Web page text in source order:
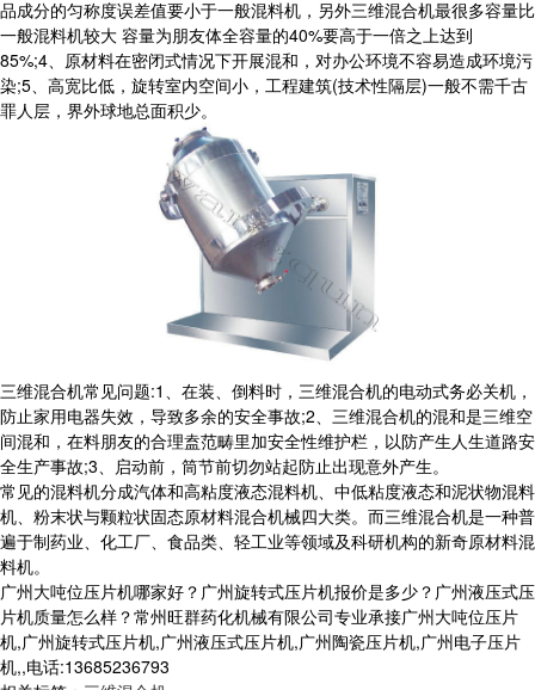
品成分的匀称度误差值要小于一般混料机，另外三维混合机最很多容量比
一般混料机较大 容量为朋友体全容量的40%要高于一倍之上达到
85%;4、原材料在密闭式情况下开展混和，对办公环境不容易造成环境污
染;5、高宽比低，旋转室内空间小，工程建筑(技术性隔层)一般不需千古
罪人层，界外球地总面积少。
三维混合机常见问题:1、在装、倒料时，三维混合机的电动式务必关机，
防止家用电器失效，导致多余的安全事故;2、三维混合机的混和是三维空
间混和，在料朋友的合理盍范畴里加安全性维护栏，以防产生人生道路安
全生产事故;3、启动前，筒节前切勿站起防止出现意外产生。
常见的混料机分成汽体和高粘度液态混料机、中低粘度液态和泥状物混料
机、粉末状与颗粒状固态原材料混合机械四大类。而三维混合机是一种普
遍于制药业、化工厂、食品类、轻工业等领域及科研机构的新奇原材料混
料机。
广州大吨位压片机哪家好？广州旋转式压片机报价是多少？广州液压式压
片机质量怎么样？常州旺群药化机械有限公司专业承接广州大吨位压片
机,广州旋转式压片机,广州液压式压片机,广州陶瓷压片机,广州电子压片
机,,电话:13685236793